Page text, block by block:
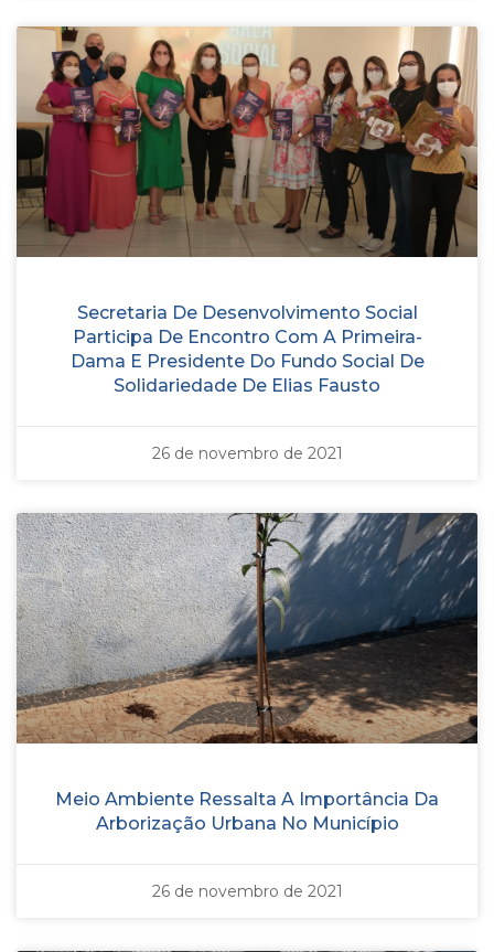
Secretaria De Desenvolvimento Social
Participa De Encontro Com A Primeira-
Dama E Presidente Do Fundo Social De
Solidariedade De Elias Fausto
26 de novembro de 2021
Meio Ambiente Ressalta A Importância Da
Arborização Urbana No Município
26 de novembro de 2021